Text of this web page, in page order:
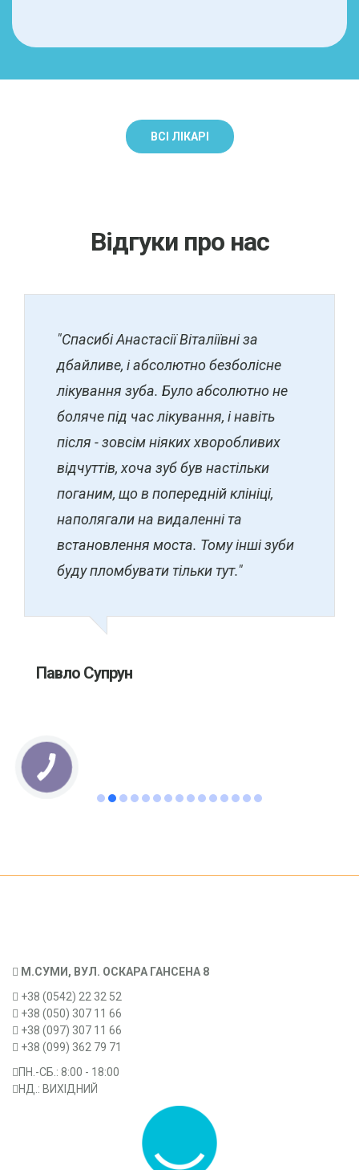
ВСІ ЛІКАРІ
Відгуки про нас
"Спасибі Анастасії Віталіївні за
дбайливе, і абсолютно безболісне
лікування зуба. Було абсолютно не
боляче під час лікування, і навіть
після - зовсім ніяких хворобливих
відчуттів, хоча зуб був настільки
поганим, що в попередній клініці,
наполягали на видаленні та
встановлення моста. Тому інші зуби
буду пломбувати тільки тут."
Павло Супрун
М.СУМИ, ВУЛ. ОСКАРА ГАНСЕНА 8
+38 (0542) 22 32 52
+38 (050) 307 11 66
+38 (097) 307 11 66
+38 (099) 362 79 71
ПН.-CБ.: 8:00 - 18:00
НД.: ВИХІДНИЙ